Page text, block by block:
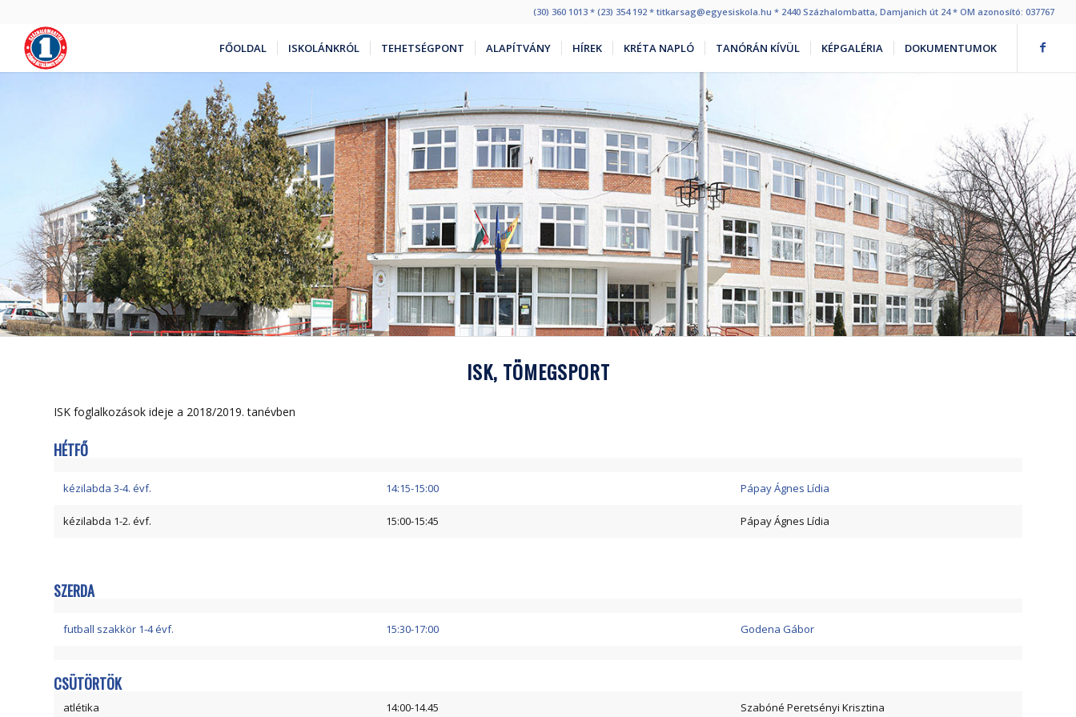
(30) 360 1013 * (23) 354 192 * titkarsag@egyesiskola.hu * 2440 Százhalombatta, Damjanich út 24 * OM azonosító: 037767
FŐOLDAL ISKOLÁNKRÓL TEHETSÉGPONT ALAPÍTVÁNY HÍREK KRÉTA NAPLÓ TANÓRÁN KÍVÜL KÉPGALÉRIA DOKUMENTUMOK
ISK, TÖMEGSPORT
ISK foglalkozások ideje a 2018/2019. tanévben
HÉTFŐ
kézilabda 3-4. évf. 14:15-15:00 Pápay Ágnes Lídia
kézilabda 1-2. évf. 15:00-15:45 Pápay Ágnes Lídia
SZERDA
futball szakkör 1-4 évf. 15:30-17:00 Godena Gábor
CSÜTÖRTÖK
atlétika 14:00-14.45 Szabóné Peretsényi Krisztina